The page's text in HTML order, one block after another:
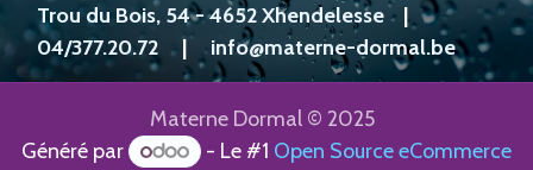
Trou du Bois, 54 - 4652 Xhendelesse|
04/377.20.72 |info@materne-dormal.be
Materne Dormal © 2025
Généré par
- Le #1 Open Source eCommerce